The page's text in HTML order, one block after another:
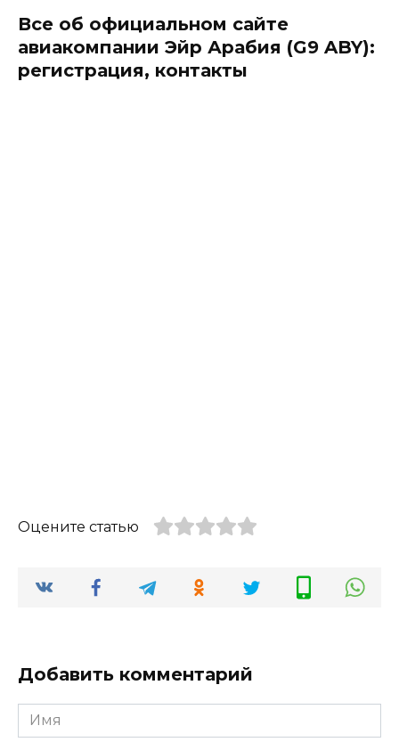
Все об официальном сайте
авиакомпании Эйр Арабия (G9 ABY):
регистрация, контакты
Оцените статью
Добавить комментарий
Имя
*